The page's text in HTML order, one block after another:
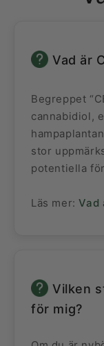
Vad är
Begreppet
cannabidiol,
stor
potentiella
Läs mer:Vad
Vilken
för mig?